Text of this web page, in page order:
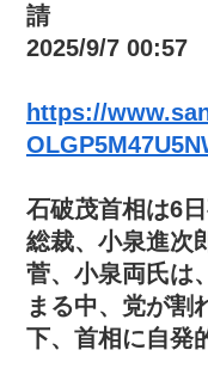
請
2025/9/7 00:57
https://
石破茂首相は6
総裁、小泉進次
菅、小泉両氏は
まる中、党が割
下、首相に自発